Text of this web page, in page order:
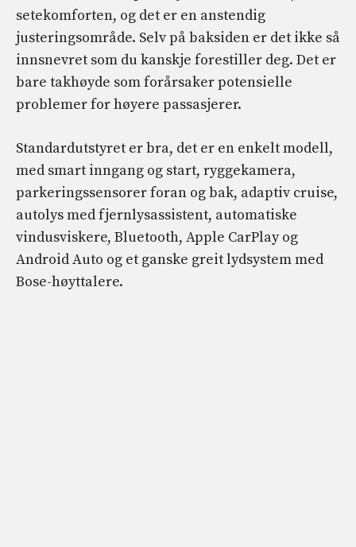
setekomforten, og det er en anstendig
justeringsområde. Selv på baksiden er det ikke så
innsnevret som du kanskje forestiller deg. Det er
bare takhøyde som forårsaker potensielle
problemer for høyere passasjerer.
Standardutstyret er bra, det er en enkelt modell,
med smart inngang og start, ryggekamera,
parkeringssensorer foran og bak, adaptiv cruise,
autolys med fjernlysassistent, automatiske
vindusviskere, Bluetooth, Apple CarPlay og
Android Auto og et ganske greit lydsystem med
Bose-høyttalere.